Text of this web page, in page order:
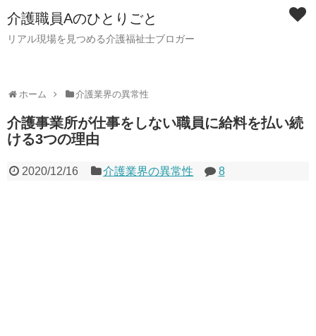
介護職員Aのひとりごと
リアル現場を見つめる介護福祉士ブロガー
ホーム 介護業界の異常性
介護事業所が仕事をしない職員に給料を払い続
ける3つの理由
2020/12/16 介護業界の異常性 8